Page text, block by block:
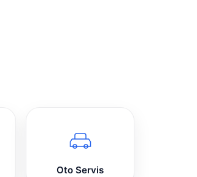
Oto Servis